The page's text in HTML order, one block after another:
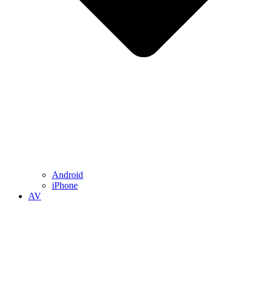
Android
iPhone
AV